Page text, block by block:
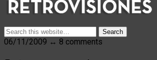
06/11/2009 ↔ 8 comments